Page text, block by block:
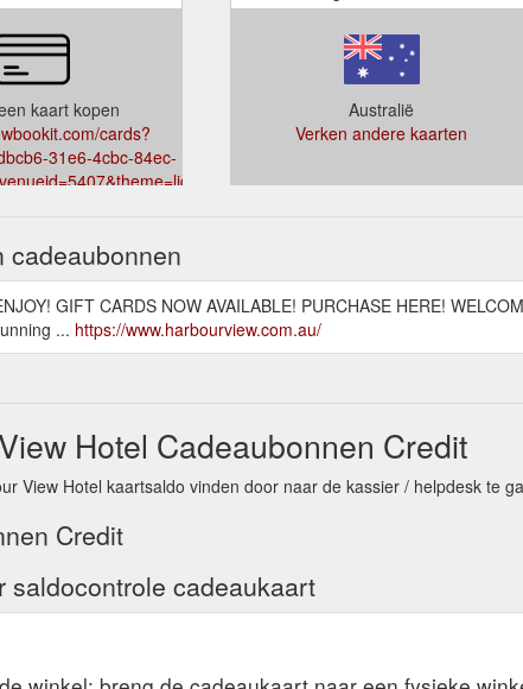
kaart kopen
cards?
31e6-4cbc-84ec-
Australië
Verken andere kaarten
cadeaubonnen
GIFT CARDS NOW AVAILABLE! PURCHASE HERE!
... https://www.harbourview.com.au/
Hotel Cadeaubonnen Credit
View Hotel kaartsaldo vinden door naar de kassier / helpdesk te
Credit
saldocontrole cadeaukaart